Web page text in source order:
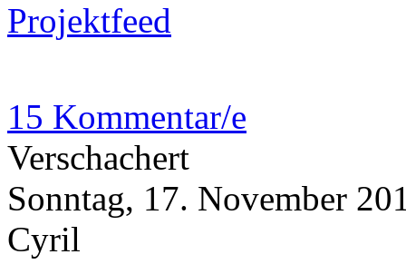
Projektfeed
15 Kommentar/e
Verschachert
Sonntag, 17. November
Cyril